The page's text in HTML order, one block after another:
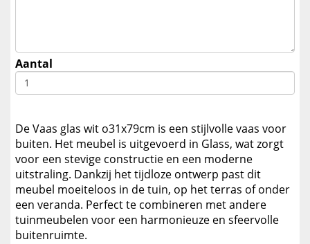
Aantal
De Vaas glas wit o31x79cm is een stijlvolle vaas voor
buiten. Het meubel is uitgevoerd in Glass, wat zorgt
voor een stevige constructie en een moderne
uitstraling. Dankzij het tijdloze ontwerp past dit
meubel moeiteloos in de tuin, op het terras of onder
een veranda. Perfect te combineren met andere
tuinmeubelen voor een harmonieuze en sfeervolle
buitenruimte.